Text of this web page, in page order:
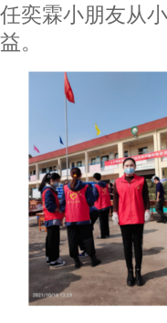
任奕霖小朋友从
益。